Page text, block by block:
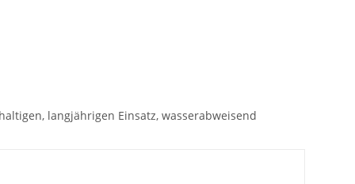
langjährigen Einsatz, wasserabweisend